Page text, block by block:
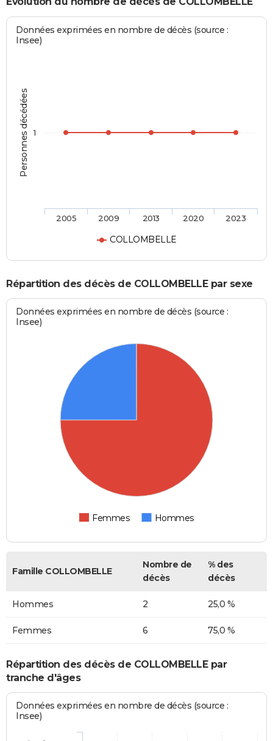
Personnes décédées
Données exprimées en nombre de décès (source :
Insee)
COLLOMBELLE
2005 2009 2013 2020 2023
1
Répartition des décès de COLLOMBELLE par sexe
Données exprimées en nombre de décès (source :
Insee)
Femmes Hommes
Famille COLLOMBELLE
Nombre de
décès
% des
décès
Hommes 2 25,0 %
Femmes 6 75,0 %
Répartition des décès de COLLOMBELLE par
tranche d'âges
Données exprimées en nombre de décès (source :
Insee)